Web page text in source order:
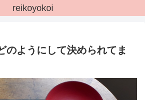
reikoyokoi
ようにして決められてま